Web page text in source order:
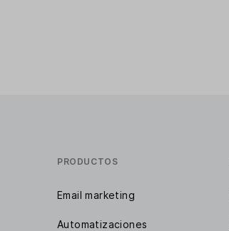
PRODUCTOS
Email marketing
Automatizaciones